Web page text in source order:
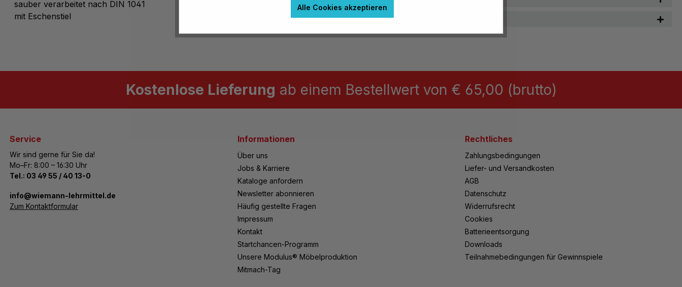
sauber verarbeitet nach DIN 1041
mit Eschenstiel
Warnhinweise
Kostenlose Lieferung ab einem Bestellwert von € 65,00 (brutto)
Service
Wir sind gerne für Sie da!
Mo–Fr: 8:00 – 16:30 Uhr
Tel.: 03 49 55 / 40 13-0
­info@wiemann-lehrmittel.de
Zum Kontaktformular
Informationen
Über uns
Jobs & Karriere
Kataloge anfordern
Newsletter abonnieren
Häufig gestellte Fragen
Impressum
Kontakt
Startchancen-Programm
Unsere Modulus® Möbelproduktion
Mitmach-Tag
Rechtliches
Zahlungsbedingungen
Liefer- und Versandkosten
AGB
Datenschutz
Widerrufsrecht
Cookies
Batterieentsorgung
Downloads
Teilnahmebedingungen für Gewinnspiele
Alle Cookies akzeptieren